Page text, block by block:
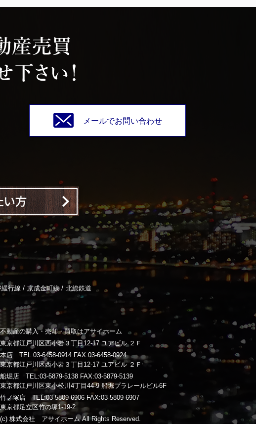
メールでお問い合わせ
行線 / 京成金町線 / 北総鉄道
不動産の購入・売却・買取はアサイホーム
東京都江戸川区西小岩３丁目12-17 ユアビル ２Ｆ
本店 TEL:03-6458-0914 FAX:03-6458-0924
東京都江戸川区西小岩３丁目12-17 ユアビル ２Ｆ
船堀店 TEL:03-5879-5138 FAX:03-5879-5139
東京都江戸川区東小松川4丁目44-9 船堀プラレールビル6F
竹ノ塚店 TEL:03-5809-6906 FAX:03-5809-6907
東京都足立区竹の塚1-19-2
(c) 株式会社 アサイホーム All Rights Reserved.